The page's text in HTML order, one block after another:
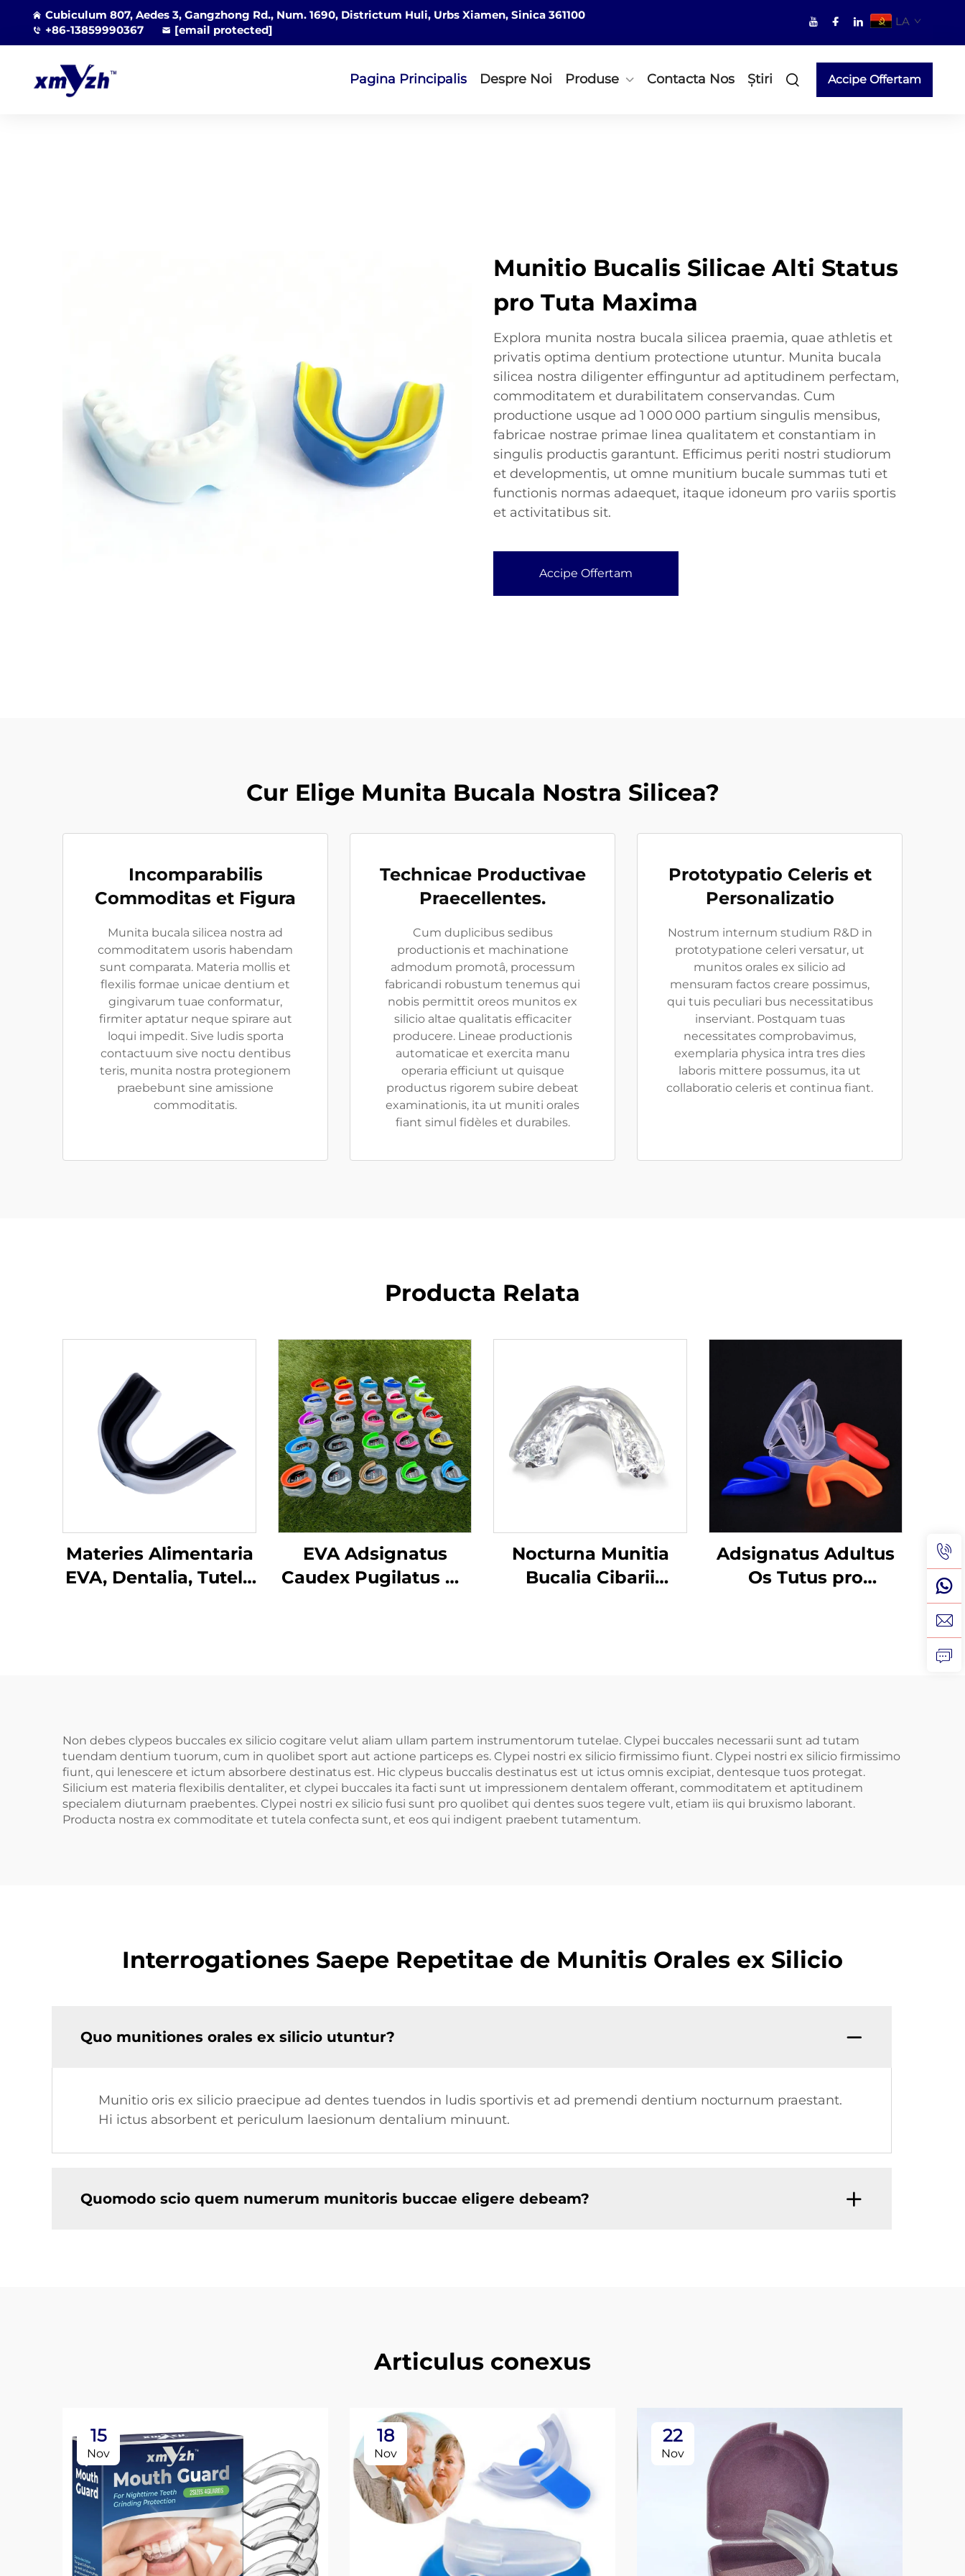
Cubiculum 807, Aedes 3, Gangzhong Rd., Num. 1690, Districtum Huli, Urbs Xiamen, Sinica 361100
+86-13859990367
[email protected]
LA
Pagina Principalis Despre Noi Produse Contacta Nos Știri Accipe Offertam
Munitio Bucalis Silicae Alti Status
pro Tuta Maxima
Explora munita nostra bucala silicea praemia, quae athletis et
privatis optima dentium protectione utuntur. Munita bucala
silicea nostra diligenter effinguntur ad aptitudinem perfectam,
commoditatem et durabilitatem conservandas. Cum
productione usque ad 1 000 000 partium singulis mensibus,
fabricae nostrae primae linea qualitatem et constantiam in
singulis productis garantunt. Efficimus periti nostri studiorum
et developmentis, ut omne munitium bucale summas tuti et
functionis normas adaequet, itaque idoneum pro variis sportis
et activitatibus sit.
Accipe Offertam
Cur Elige Munita Bucala Nostra Silicea?
Incomparabilis
Commoditas et Figura
Munita bucala silicea nostra ad
commoditatem usoris habendam
sunt comparata. Materia mollis et
flexilis formae unicae dentium et
gingivarum tuae conformatur,
firmiter aptatur neque spirare aut
loqui impedit. Sive ludis sporta
contactuum sive noctu dentibus
teris, munita nostra protegionem
praebebunt sine amissione
commoditatis.
Technicae Productivae
Praecellentes.
Cum duplicibus sedibus
productionis et machinatione
admodum promotâ, processum
fabricandi robustum tenemus qui
nobis permittit oreos munitos ex
silicio altae qualitatis efficaciter
producere. Lineae productionis
automaticae et exercita manu
operaria efficiunt ut quisque
productus rigorem subire debeat
examinationis, ita ut muniti orales
fiant simul fidèles et durabiles.
Prototypatio Celeris et
Personalizatio
Nostrum internum studium R&D in
prototypatione celeri versatur, ut
munitos orales ex silicio ad
mensuram factos creare possimus,
qui tuis peculiari bus necessitatibus
inserviant. Postquam tuas
necessitates comprobavimus,
exemplaria physica intra tres dies
laboris mittere possumus, ita ut
collaboratio celeris et continua fiant.
Producta Relata
Materies Alimentaria
EVA, Dentalia, Tutela
EVA Adsignatus
Caudex Pugilatus Os
Nocturna Munitia
Bucalia Cibarii
Coquendum et
Mordendum,
Apparatus ad
Albuginem Denticum
Adsignatus Adultus
Os Tutus pro
Non debes clypeos buccales ex silicio cogitare velut aliam ullam partem instrumentorum tutelae. Clypei buccales necessarii sunt ad tutam
tuendam dentium tuorum, cum in quolibet sport aut actione particeps es. Clypei nostri ex silicio firmissimo fiunt. Clypei nostri ex silicio firmissimo
fiunt, qui lenescere et ictum absorbere destinatus est. Hic clypeus buccalis destinatus est ut ictus omnis excipiat, dentesque tuos protegat.
Silicium est materia flexibilis dentaliter, et clypei buccales ita facti sunt ut impressionem dentalem offerant, commoditatem et aptitudinem
specialem diuturnam praebentes. Clypei nostri ex silicio fusi sunt pro quolibet qui dentes suos tegere vult, etiam iis qui bruxismo laborant.
Producta nostra ex commoditate et tutela confecta sunt, et eos qui indigent praebent tutamentum.
Interrogationes Saepe Repetitae de Munitis Orales ex Silicio
Quo munitiones orales ex silicio utuntur?
Munitio oris ex silicio praecipue ad dentes tuendos in ludis sportivis et ad premendi dentium nocturnum praestant.
Hi ictus absorbent et periculum laesionum dentalium minuunt.
Quomodo scio quem numerum munitoris buccae eligere debeam?
Articulus conexus
15
Nov
18
Nov
22
Nov